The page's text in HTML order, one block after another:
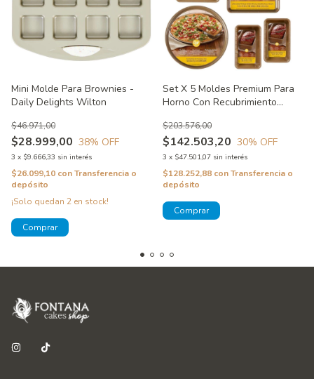
Mini Molde Para Brownies -
Daily Delights Wilton
$28.999,00
$46.971,00
38% OFF
3 x $9.666,33 sin interés
$26.099,10 conTransferencia o
depósito
¡Solo quedan 2 en stock!
Set X 5 Moldes Premium Para
Horno Con Recubrimiento
$142.503,20
$203.576,00
30% OFF
3 x $47.501,07 sin interés
$128.252,88 conTransferencia o
depósito